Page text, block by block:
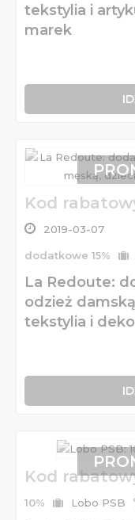
tekstylia i
marek
Kod
2019-03-07
dodatkowe 15%
La Redoute:
odzież
tekstylia i
Kod
10% Lobo PSB